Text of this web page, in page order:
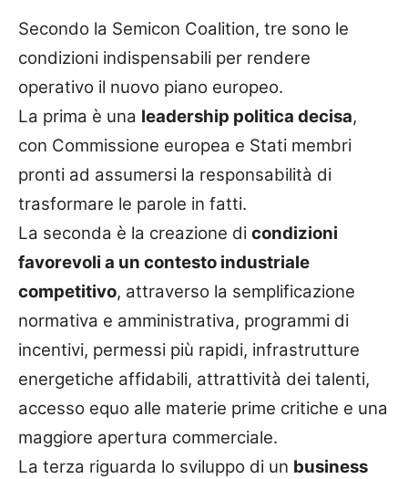
Secondo la Semicon Coalition, tre sono le
condizioni indispensabili per rendere
operativo il nuovo piano europeo.
La prima è una leadership politica decisa,
con Commissione europea e Stati membri
pronti ad assumersi la responsabilità di
trasformare le parole in fatti.
La seconda è la creazione di condizioni
favorevoli a un contesto industriale
competitivo, attraverso la semplificazione
normativa e amministrativa, programmi di
incentivi, permessi più rapidi, infrastrutture
energetiche affidabili, attrattività dei talenti,
accesso equo alle materie prime critiche e una
maggiore apertura commerciale.
La terza riguarda lo sviluppo di un business